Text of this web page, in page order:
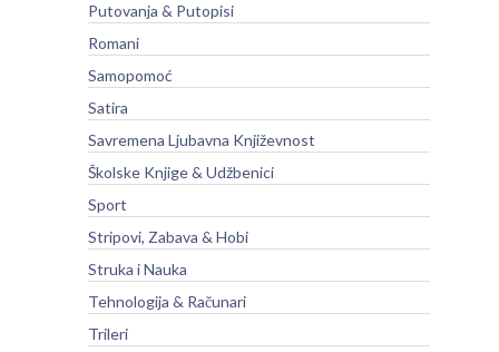
Putovanja & Putopisi
Romani
Samopomoć
Satira
Savremena Ljubavna Književnost
Školske Knjige & Udžbenici
Sport
Stripovi, Zabava & Hobi
Struka i Nauka
Tehnologija & Računari
Trileri